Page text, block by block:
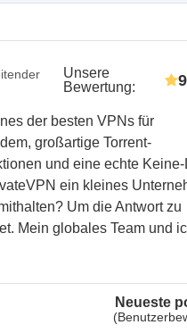
Neueste
Unsere
Bewertung:
der besten VPNs für
großartige Torrent-
und eine echte
ein kleines
Um die Antwort zu
Mein globales Team und